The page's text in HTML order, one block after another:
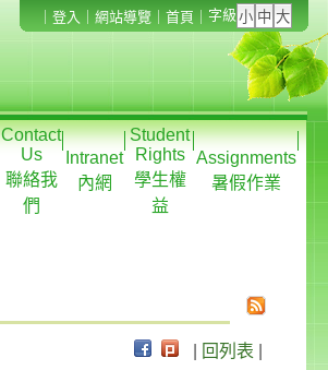
登入 網站導覽 首頁 字級
Contact
Us
聯絡我
們
Intranet
內網
Student
Rights
學生權
益
Assignments
暑假作業
回列表